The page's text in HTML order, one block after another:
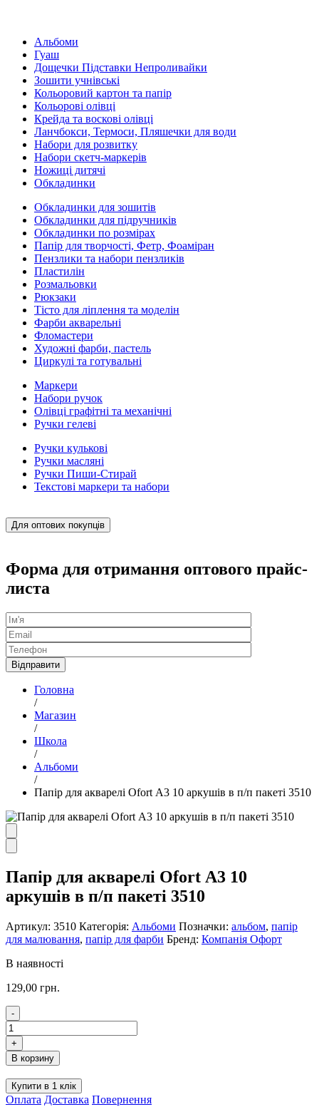
Альбоми
Гуаш
Дощечки Підставки Непроливайки
Зошити учнівські
Кольоровий картон та папір
Кольорові олівці
Крейда та воскові олівці
Ланчбокси, Термоси, Пляшечки для води
Набори для розвитку
Набори скетч-маркерів
Ножиці дитячі
Обкладинки
Обкладинки для зошитів
Обкладинки для підручників
Обкладинки по розмірах
Папір для творчості, Фетр, Фоаміран
Пензлики та набори пензликів
Пластилін
Розмальовки
Рюкзаки
Тісто для ліплення та моделін
Фарби акварельні
Фломастери
Художні фарби, пастель
Циркулі та готувальні
Маркери
Набори ручок
Олівці графітні та механічні
Ручки гелеві
Ручки кулькові
Ручки масляні
Ручки Пиши-Стирай
Текстові маркери та набори
Для оптових покупців
Форма для отримання оптового прайс-
листа
Головна
/
Магазин
/
Школа
/
Альбоми
/
Папір для акварелі Ofort А3 10 аркушів в п/п пакеті 3510
Папір для акварелі Ofort А3 10
аркушів в п/п пакеті 3510
Артикул: 3510 Категорія: Альбоми Позначки: альбом, папір
для малювання, папір для фарби Бренд: Компанія Офорт
В наявності
129,00 грн.
-
Папір
для
акварелі
Ofort
А3
10
аркушів
+
В корзину
Купити в 1 клік
Оплата Доставка Повернення